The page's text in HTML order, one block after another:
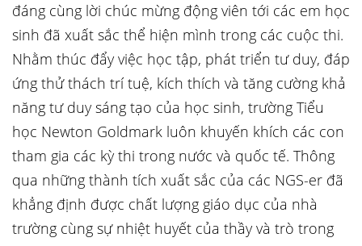
đáng cùng lời chúc mừng động viên tới các em học
sinh đã xuất sắc thể hiện mình trong các cuộc thi.
Nhằm thúc đẩy việc học tập, phát triển tư duy, đáp
ứng thử thách trí tuệ, kích thích và tăng cường khả
năng tư duy sáng tạo của học sinh, trường Tiểu
học Newton Goldmark luôn khuyến khích các con
tham gia các kỳ thi trong nước và quốc tế. Thông
qua những thành tích xuất sắc của các NGS-er đã
khẳng định được chất lượng giáo dục của nhà
trường cùng sự nhiệt huyết của thầy và trò trong